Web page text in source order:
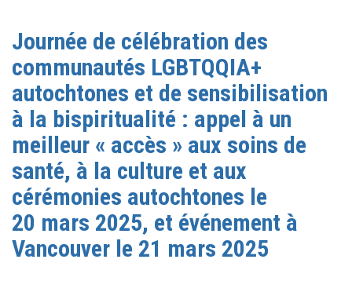
Journée de célébration des
communautés LGBTQQIA+
autochtones et de sensibilisation
à la bispiritualité : appel à un
meilleur « accès » aux soins de
santé, à la culture et aux
cérémonies autochtones le
20 mars 2025, et événement à
Vancouver le 21 mars 2025